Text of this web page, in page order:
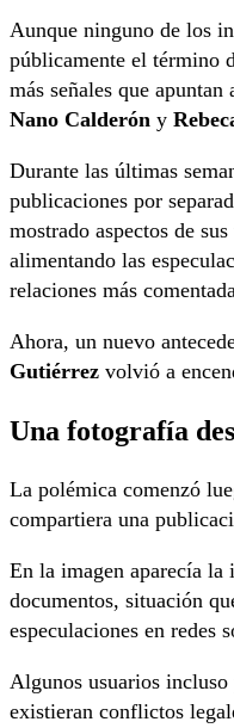
Aunque ninguno de los
públicamente el término
más señales que
Nano Calderón y
Durante las últimas
publicaciones por
mostrado aspectos de
alimentando las
relaciones más
Ahora, un nuevo
Gutiérrez volvió a
Una fotografía
La polémica comenzó
compartiera una
En la imagen aparecía
documentos, situación
especulaciones en redes
Algunos usuarios
existieran conflictos